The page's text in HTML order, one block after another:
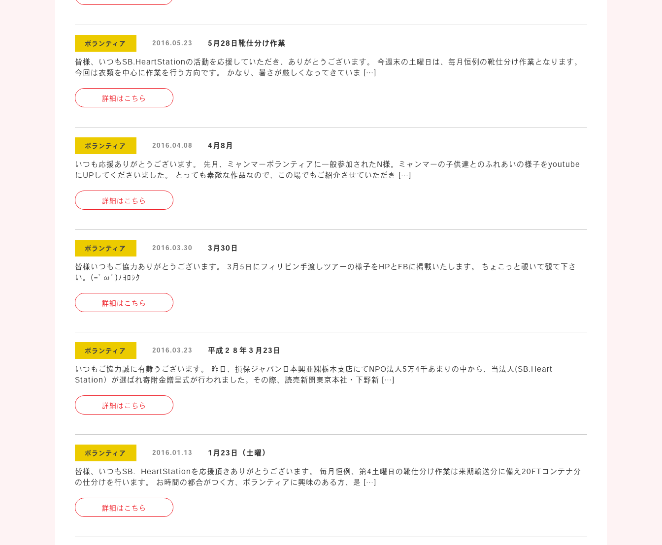
ボランティア 2016.05.23 5月28日靴仕分け作業
皆様、いつもSB.HeartStationの活動を応援していただき、ありがとうございます。 今週末の土曜日は、毎月恒例の靴仕分け作業となります。
今回は衣類を中心に作業を行う方向です。 かなり、暑さが厳しくなってきていま […]
詳細はこちら
ボランティア 2016.04.08 4月8月
いつも応援ありがとうございます。 先月、ミャンマーボランティアに一般参加されたN様。ミャンマーの子供達とのふれあいの様子をyoutube
にUPしてくださいました。 とっても素敵な作品なので、この場でもご紹介させていただき […]
詳細はこちら
ボランティア 2016.03.30 3月30日
皆様いつもご協力ありがとうございます。 3月5日にフィリピン手渡しツアーの様子をHPとFBに掲載いたします。 ちょこっと覗いて観て下さ
い。(=ﾟωﾟ)ﾉﾖﾛｼｸ
詳細はこちら
ボランティア 2016.03.23 平成２８年３月23日
いつもご協力誠に有難うございます。 昨日、損保ジャパン日本興亜㈱栃木支店にてNPO法人5万4千あまりの中から、当法人(SB.Heart
Station）が選ばれ寄附金贈呈式が行われました。その際、読売新聞東京本社・下野新 […]
詳細はこちら
ボランティア 2016.01.13 1月23日（土曜）
皆様、いつもSB．HeartStationを応援頂きありがとうございます。 毎月恒例、第4土曜日の靴仕分け作業は来期輸送分に備え20FTコンテナ分
の仕分けを行います。 お時間の都合がつく方、ボランティアに興味のある方、是 […]
詳細はこちら